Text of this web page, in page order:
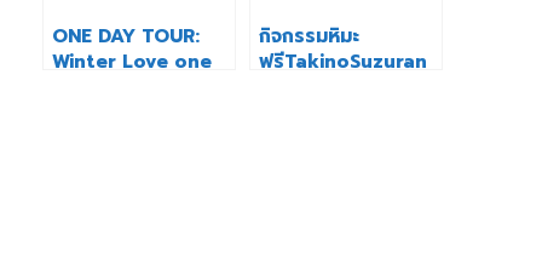
ONE DAY TOUR:
Winter Love one
กิจกรรมหิมะ
ฟรีTakinoSuzuran